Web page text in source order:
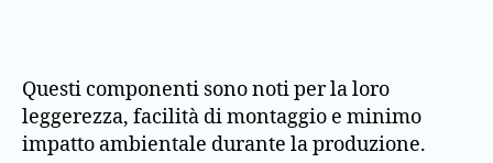
Questi componenti sono noti per la loro
leggerezza, facilità di montaggio e minimo
impatto ambientale durante la produzione.